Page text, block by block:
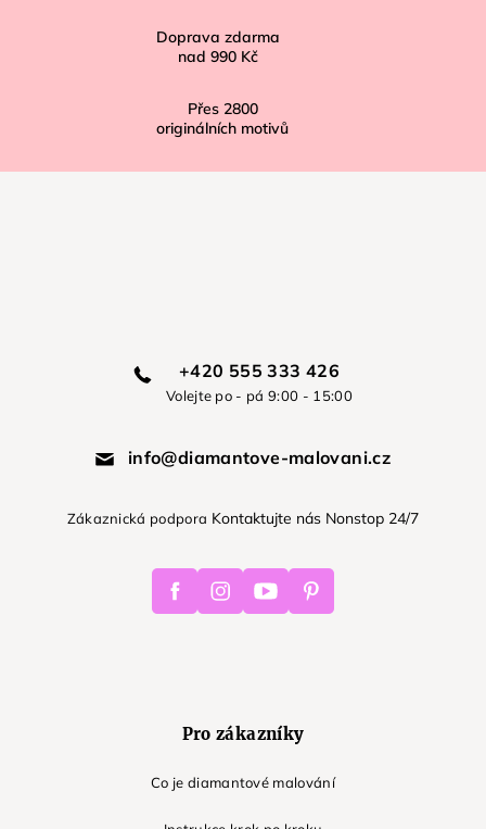
Doprava zdarma
nad 990 Kč
Přes 2800
originálních motivů
+420 555 333 426
Volejte po - pá 9:00 - 15:00
info@diamantove-malovani.cz
Zákaznická podpora Kontaktujte nás Nonstop 24/7
FacebookInstagramYoutube Pinterest
Pro zákazníky
Co je diamantové malování